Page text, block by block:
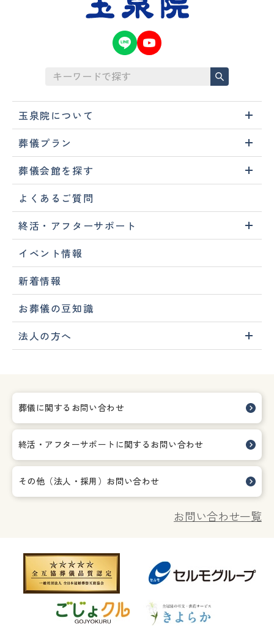
玉泉院について
葬儀プラン
葬儀会館を探す
よくあるご質問
終活・アフターサポート
イベント情報
新着情報
お葬儀の豆知識
法人の方へ
葬儀に関するお問い合わせ
終活・アフターサポートに関する お問い合わせ
その他（法人・採用）お問い合わせ
お問い合わせ一覧